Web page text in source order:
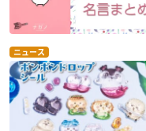
ニュース